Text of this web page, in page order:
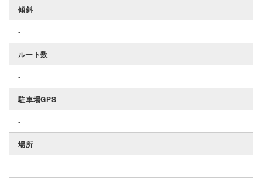
傾斜
-
ルート数
-
駐車場GPS
-
場所
-